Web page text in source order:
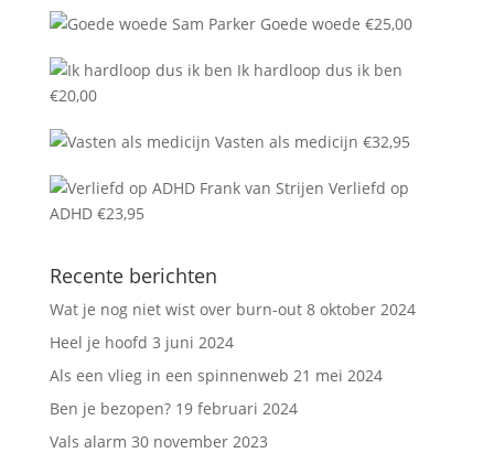
Goede woede €25,00
Ik hardloop dus ik ben
€20,00
Vasten als medicijn €32,95
Verliefd op
ADHD €23,95
Recente berichten
Wat je nog niet wist over burn-out 8 oktober 2024
Heel je hoofd 3 juni 2024
Als een vlieg in een spinnenweb 21 mei 2024
Ben je bezopen? 19 februari 2024
Vals alarm 30 november 2023